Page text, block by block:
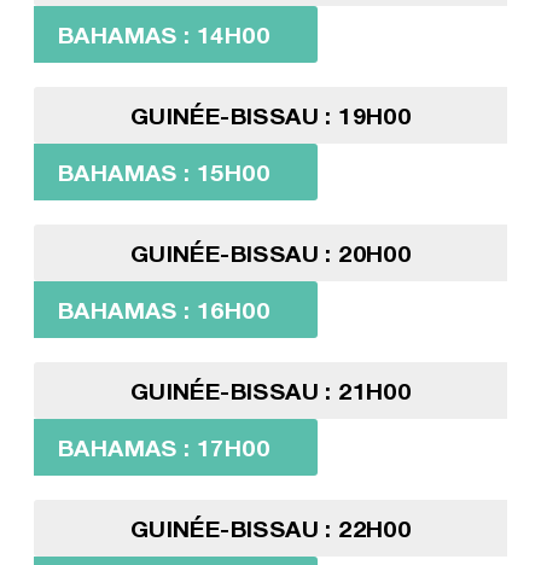
BAHAMAS : 14H00
GUINÉE-BISSAU : 19H00
BAHAMAS : 15H00
GUINÉE-BISSAU : 20H00
BAHAMAS : 16H00
GUINÉE-BISSAU : 21H00
BAHAMAS : 17H00
GUINÉE-BISSAU : 22H00